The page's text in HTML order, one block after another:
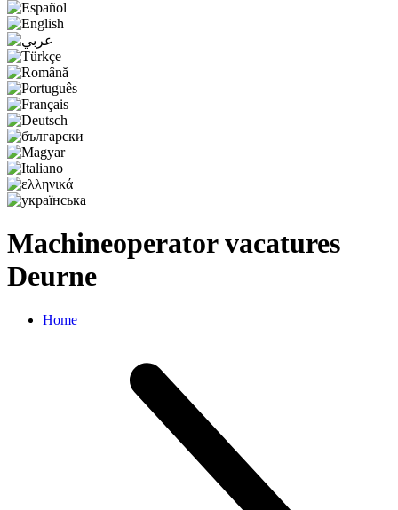
Machineoperator vacatures
Deurne
Home